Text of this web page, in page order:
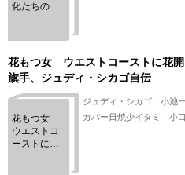
化たちの夢
花もつ女 ウエストコーストに花
旗手、ジュディ・シカゴ自伝
花もつ女
ウエストコ
ーストに花
ジュディ・シカゴ 小池
カバー日焼少イタミ 小